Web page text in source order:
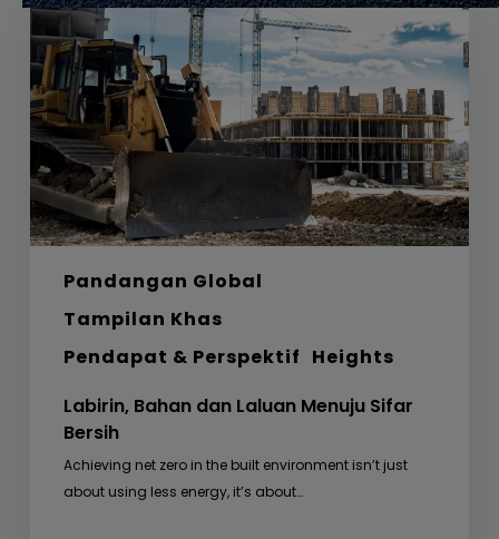
Pandangan Global
Tampilan Khas
Pendapat & Perspektif Heights
dan
Laluan
Menuju
Sifar
Bersih
Labirin, Bahan dan Laluan Menuju Sifar
Bersih
Achieving net zero in the built environment isn’t just
about using less energy, it’s about…